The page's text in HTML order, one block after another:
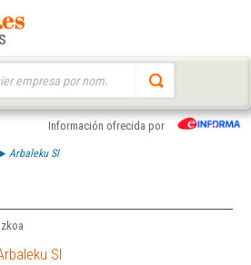
Información ofrecida por
Arbaleku Sl
Sl